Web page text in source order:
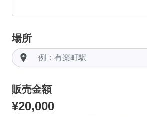
場所
room
販売金額
¥20,000